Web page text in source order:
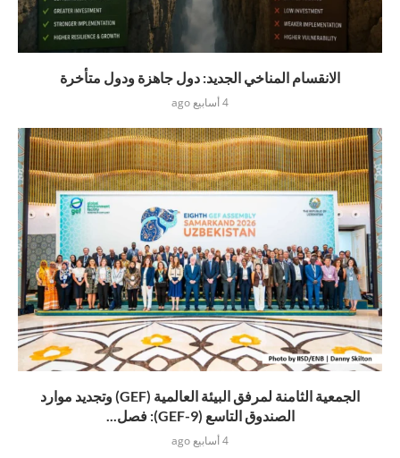
الانقسام المناخي الجديد: دول جاهزة ودول متأخرة
4 أسابيع ago
الجمعية الثامنة لمرفق البيئة العالمية (GEF) وتجديد موارد
الصندوق التاسع (GEF-9): فصل...
4 أسابيع ago